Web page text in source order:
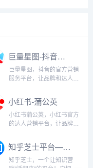
巨量星图-抖音营销-达人变现-星图营销服务平台
巨量星图，抖音的官方营销
服务平台，让品牌和达人之
资源，覆盖美妆、时尚、美
食、旅行等多个领域。通过
巨量星图，品牌可以轻松找
小红书-蒲公英
小红书蒲公英，小红书官方
的达人营销平台，让品牌和
人资源，覆盖美妆、时尚、
美食、旅行等多个领域。通
知乎芝士平台—知识共享与学习社区
知乎芝士，一个让知识营